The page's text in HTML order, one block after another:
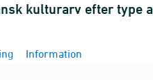
kulturarv efter type
Information